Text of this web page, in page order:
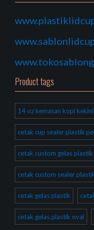
Product tags
14 oz kemasan kopi
cetak cup sealer plastik
cetak custom gelas plastik
cetak custom sealer
cetak gelas plastik
cetak gelas plastik oval